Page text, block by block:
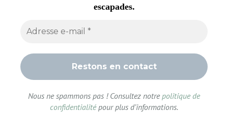
escapades.
Nous ne spammons pas ! Consultez notre politique de
confidentialitépour plus d’informations.